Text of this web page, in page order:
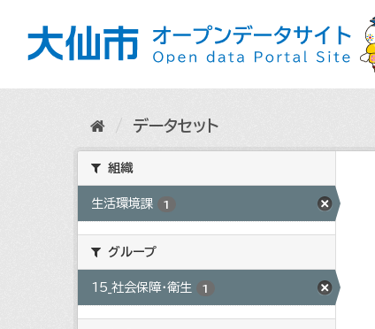
データセット
組織
生活環境課 1
グループ
15_社会保障・衛生 1